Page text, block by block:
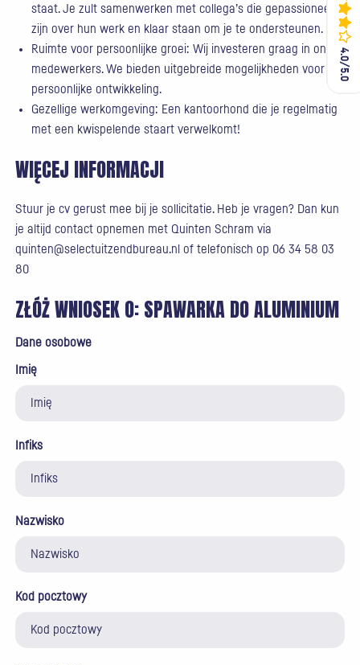
4.0/5.0
4.0/5.0
staat. Je zult samenwerken met collega’s die gepassioneerd
zijn over hun werk en klaar staan om je te ondersteunen.
Ruimte voor persoonlijke groei: Wij investeren graag in onze
medewerkers. We bieden uitgebreide mogelijkheden voor
persoonlijke ontwikkeling.
Gezellige werkomgeving: Een kantoorhond die je regelmatig
met een kwispelende staart verwelkomt!
WIĘCEJ INFORMACJI
Stuur je cv gerust mee bij je sollicitatie. Heb je vragen? Dan kun
je altijd contact opnemen met Quinten Schram via
quinten@selectuitzendbureau.nl of telefonisch op 06 34 58 03
80
ZŁÓŻ WNIOSEK O:SPAWARKA DO ALUMINIUM
Dane osobowe
Imię
Infiks
Nazwisko
Kod pocztowy